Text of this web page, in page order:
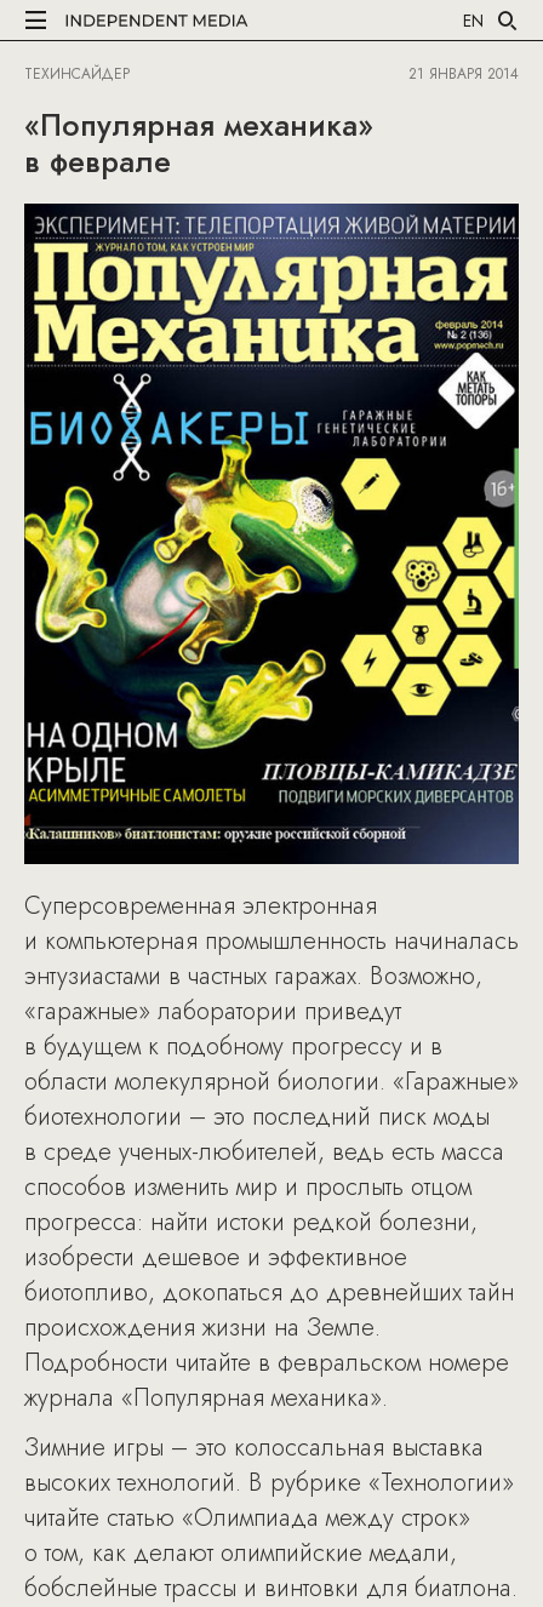
EN
ТЕХИНСАЙДЕР 21 ЯНВАРЯ 2014
«Популярная механика»
в феврале
Суперсовременная электронная
и компьютерная промышленность начиналась
энтузиастами в частных гаражах. Возможно,
«гаражные» лаборатории приведут
в будущем к подобному прогрессу и в
области молекулярной биологии. «Гаражные»
биотехнологии – это последний писк моды
в среде ученых-любителей, ведь есть масса
способов изменить мир и прослыть отцом
прогресса: найти истоки редкой болезни,
изобрести дешевое и эффективное
биотопливо, докопаться до древнейших тайн
происхождения жизни на Земле.
Подробности читайте в февральском номере
журнала «Популярная механика».
Зимние игры – это колоссальная выставка
высоких технологий. В рубрике «Технологии»
читайте статью «Олимпиада между строк»
о том, как делают олимпийские медали,
бобслейные трассы и винтовки для биатлона.